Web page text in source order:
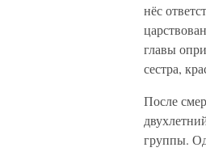
нёс
главы
сестра,
После
группы.